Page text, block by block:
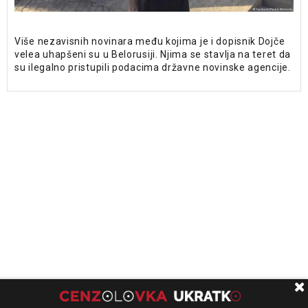
Više nezavisnih novinara među kojima je i dopisnik Dojče
velea uhapšeni su u Belorusiji. Njima se stavlja na teret da
su ilegalno pristupili podacima državne novinske agencije.